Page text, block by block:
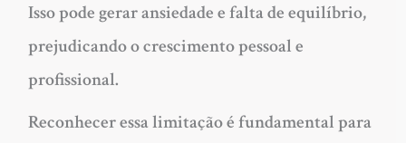
Isso pode gerar ansiedade e falta de equilíbrio,
prejudicando o crescimento pessoal e
profissional.
Reconhecer essa limitação é fundamental para